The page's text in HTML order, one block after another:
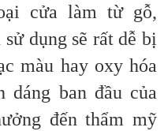
cửa làm từ gỗ,
dụng sẽ rất dễ bị
màu hay oxy hóa
dáng ban đầu của
đến thẩm mỹ